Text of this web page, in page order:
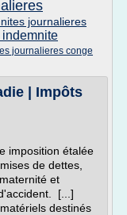
journalieres
journalieres conge
| Impôts
imposition étalée
de dettes,
et
[...]
destinés